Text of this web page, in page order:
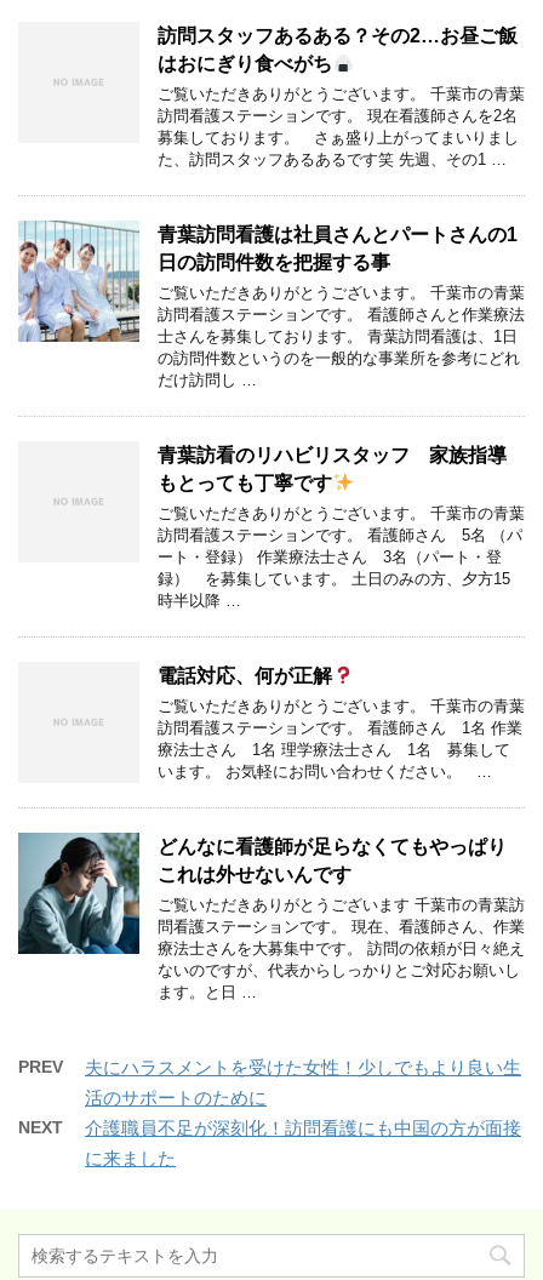
訪問スタッフあるある？その2…お昼ご飯
はおにぎり食べがち
ご覧いただきありがとうございます。 千葉市の青葉
訪問看護ステーションです。 現在看護師さんを2名
募集しております。 さぁ盛り上がってまいりまし
た、訪問スタッフあるあるです笑 先週、その1 …
青葉訪問看護は社員さんとパートさんの1
日の訪問件数を把握する事
ご覧いただきありがとうございます。 千葉市の青葉
訪問看護ステーションです。 看護師さんと作業療法
士さんを募集しております。 青葉訪問看護は、1日
の訪問件数というのを一般的な事業所を参考にどれ
だけ訪問し …
青葉訪看のリハビリスタッフ 家族指導
もとっても丁寧です
ご覧いただきありがとうございます。 千葉市の青葉
訪問看護ステーションです。 看護師さん 5名 （パ
ート・登録） 作業療法士さん 3名（パート・登
録） を募集しています。 土日のみの方、夕方15
時半以降 …
電話対応、何が正解
ご覧いただきありがとうございます。 千葉市の青葉
訪問看護ステーションです。 看護師さん 1名 作業
療法士さん 1名 理学療法士さん 1名 募集して
います。 お気軽にお問い合わせください。 …
どんなに看護師が足らなくてもやっぱり
これは外せないんです
ご覧いただきありがとうございます 千葉市の青葉訪
問看護ステーションです。 現在、看護師さん、作業
療法士さんを大募集中です。 訪問の依頼が日々絶え
ないのですが、代表からしっかりとご対応お願いし
ます。と日 …
PREV
夫にハラスメントを受けた女性！少しでもより良い生
活のサポートのために
NEXT
介護職員不足が深刻化！訪問看護にも中国の方が面接
に来ました